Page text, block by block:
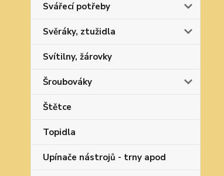
Svářecí potřeby
Svěráky, ztužidla
Svítilny, žárovky
Šroubováky
Štětce
Topidla
Upínače nástrojů - trny apod